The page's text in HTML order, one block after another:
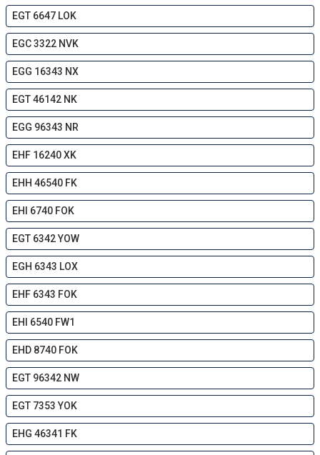
EGT 6647 LOK
EGC 3322 NVK
EGG 16343 NX
EGT 46142 NK
EGG 96343 NR
EHF 16240 XK
EHH 46540 FK
EHI 6740 FOK
EGT 6342 YOW
EGH 6343 LOX
EHF 6343 FOK
EHI 6540 FW1
EHD 8740 FOK
EGT 96342 NW
EGT 7353 YOK
EHG 46341 FK